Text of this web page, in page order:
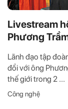
Livestream
Phương
Lãnh đạo tập
đổi với ông
thế giới trong 2 ...
Công nghệ